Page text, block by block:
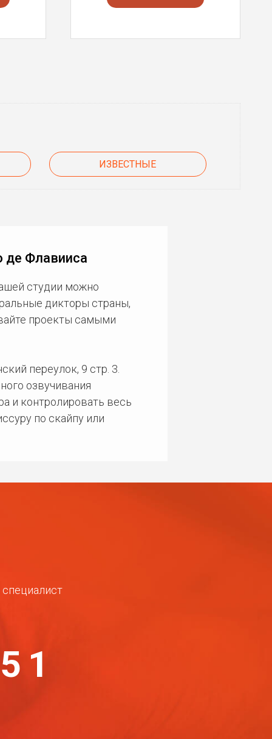
ИЗВЕСТНЫЕ
де Флавииса
студии можно
дикторы страны,
проекты самыми
переулок, 9 стр. 3.
озвучивания
и контролировать весь
по скайпу или